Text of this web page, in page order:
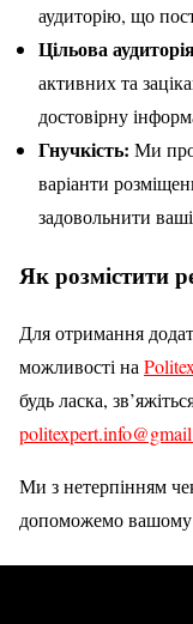
аудиторію, що
Цільова
активних та
достовірну
Гнучкість: Ми
варіанти
задовольнити
Як розмістити
Для отримання
можливості на
будь ласка,
Ми з нетерпінням
допоможемо вашому